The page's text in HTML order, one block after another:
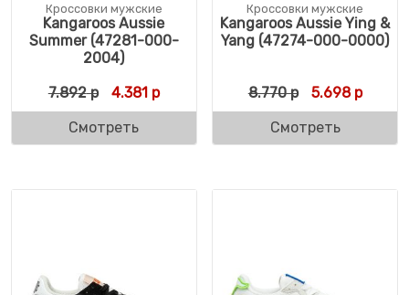
Кроссовки мужские
Kangaroos Aussie
Summer (47281-000-
2004)
7.892р Первоначальная цена составляла 7.892
4.381рТекущая цена: 4.381 р.
Смотреть
Кроссовки мужские
Kangaroos Aussie Ying &
Yang (47274-000-0000)
8.770р 5.698р
Смотреть